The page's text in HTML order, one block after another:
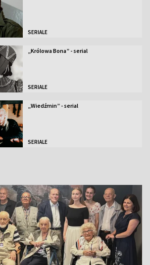
SERIALE
„Królowa Bona” - serial
SERIALE
„Wiedźmin” - serial
SERIALE